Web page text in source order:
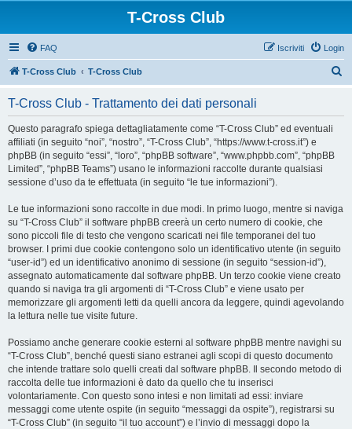
T-Cross Club
FAQ Login
Iscriviti
T-Cross Club T-Cross Club
T-Cross Club - Trattamento dei dati personali
Questo paragrafo spiega dettagliatamente come “T-Cross Club” ed eventuali
affiliati (in seguito “noi”, “nostro”, “T-Cross Club”, “https://www.t-cross.it”) e
phpBB (in seguito “essi”, “loro”, “phpBB software”, “www.phpbb.com”, “phpBB
Limited”, “phpBB Teams”) usano le informazioni raccolte durante qualsiasi
sessione d’uso da te effettuata (in seguito “le tue informazioni”).
Le tue informazioni sono raccolte in due modi. In primo luogo, mentre si naviga
su “T-Cross Club” il software phpBB creerà un certo numero di cookie, che
sono piccoli file di testo che vengono scaricati nei file temporanei del tuo
browser. I primi due cookie contengono solo un identificativo utente (in seguito
“user-id”) ed un identificativo anonimo di sessione (in seguito “session-id”),
assegnato automaticamente dal software phpBB. Un terzo cookie viene creato
quando si naviga tra gli argomenti di “T-Cross Club” e viene usato per
memorizzare gli argomenti letti da quelli ancora da leggere, quindi agevolando
la lettura nelle tue visite future.
Possiamo anche generare cookie esterni al software phpBB mentre navighi su
“T-Cross Club”, benché questi siano estranei agli scopi di questo documento
che intende trattare solo quelli creati dal software phpBB. Il secondo metodo di
raccolta delle tue informazioni è dato da quello che tu inserisci
volontariamente. Con questo sono intesi e non limitati ad essi: inviare
messaggi come utente ospite (in seguito “messaggi da ospite”), registrarsi su
“T-Cross Club” (in seguito “il tuo account”) e l’invio di messaggi dopo la